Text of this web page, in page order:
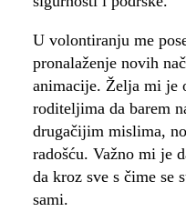
U volontiranju me
pronalaženje novih
animacije. Želja mi
roditeljima da barem
drugačijim mislima,
radošću. Važno mi je
da kroz sve s čime se
sami.